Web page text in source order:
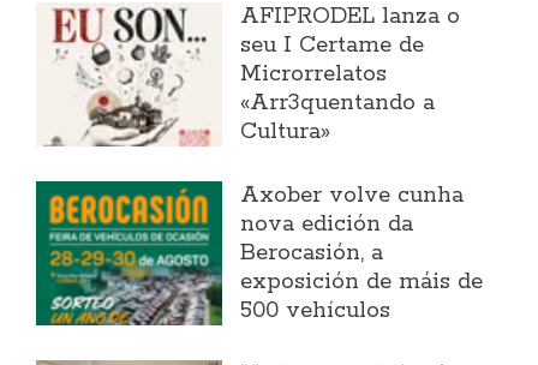
AFIPRODEL lanza o
seu I Certame de
Microrrelatos
«Arr3quentando a
Cultura»
Axober volve cunha
nova edición da
Berocasión, a
exposición de máis de
500 vehículos